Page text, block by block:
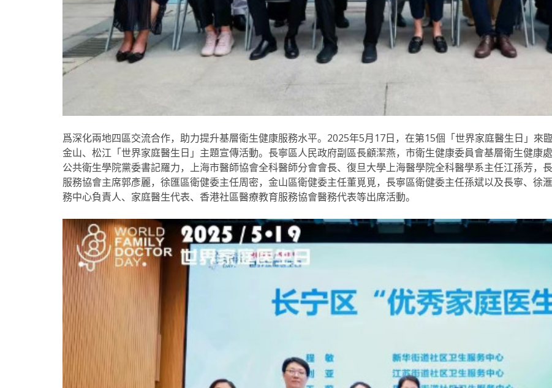
爲深化兩地四區交流合作，助力提升基層衛生健康服務水平。 2025年5月17日，在第15個「世界家庭醫生日」來
金山、松江「世界家庭醫生日」主題宣傳活動。長寧區人民政府副區長顧潔燕，市衛生健康委員會基層衛生健康
公共衛生學院黨委書記羅力，上海市醫師協會全科醫師分會會長、復旦大學上海醫學院全科醫學系主任江孫芳，
服務協會主席郭彥麗，徐匯區衛健委主任周密，金山區衛健委主任董覓覓，長寧區衛健委主任孫斌以及長寧、徐
務中心負責人、家庭醫生代表、香港社區醫療教育服務協會醫務代表等出席活動。